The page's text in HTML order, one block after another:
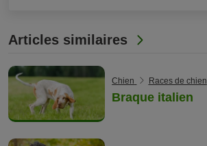
Articles similaires
Chien Races de chien
Braque italien